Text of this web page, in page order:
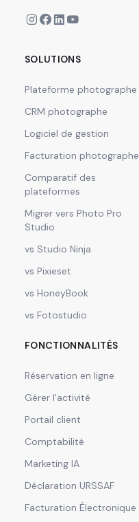
SOLUTIONS
Plateforme photographe
CRM photographe
Logiciel de gestion
Facturation photographe
Comparatif des
plateformes
Migrer vers Photo Pro
Studio
vs Studio Ninja
vs Pixieset
vs HoneyBook
vs Fotostudio
FONCTIONNALITÉS
Réservation en ligne
Gérer l'activité
Portail client
Comptabilité
Marketing IA
Déclaration URSSAF
Facturation Électronique